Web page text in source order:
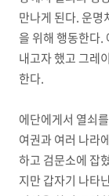
만나게 된다. 운명
을 위해 행동한다.
내고자 했고 그레
한다.
에단에게서 열쇠
여권과 여러 나라
하고 검문소에 잡
지만 갑자기 나타